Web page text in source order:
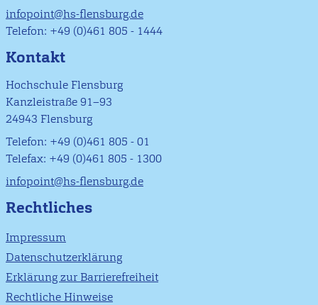
infopoint@hs-flensburg.de
Telefon: +49 (0)461 805 - 1444
Kontakt
Hochschule Flensburg
Kanzleistraße 91–93
24943 Flensburg
Telefon: +49 (0)461 805 - 01
Telefax: +49 (0)461 805 - 1300
infopoint@hs-flensburg.de
Rechtliches
Impressum
Datenschutzerklärung
Erklärung zur Barrierefreiheit
Rechtliche Hinweise